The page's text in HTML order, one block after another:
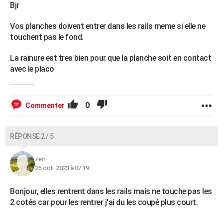
Bjr
Vos planches doivent entrer dans les rails meme si elle ne
touchent pas le fond.
La rainure est tres bien pour que la planche soit en contact
avec le placo
Commenter 0
RÉPONSE 2 / 5
zen
25 oct. 2023 à 07:19
Bonjour, elles rentrent dans les rails mais ne touche pas les
2 cotés car pour les rentrer j'ai du les coupé plus court.